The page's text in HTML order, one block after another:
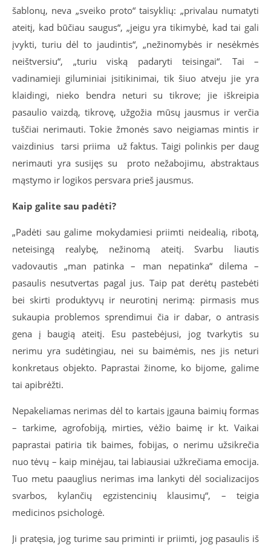
šablonų, neva „sveiko proto“ taisyklių: „privalau numatyti
ateitį, kad būčiau saugus“, „jeigu yra tikimybė, kad tai gali
įvykti, turiu dėl to jaudintis“, „nežinomybės ir nesėkmės
neištversiu“, „turiu viską padaryti teisingai“. Tai –
vadinamieji giluminiai įsitikinimai, tik šiuo atveju jie yra
klaidingi, nieko bendra neturi su tikrove; jie iškreipia
pasaulio vaizdą, tikrovę, užgožia mūsų jausmus ir verčia
tuščiai nerimauti. Tokie žmonės savo neigiamas mintis ir
vaizdinius tarsi priima už faktus. Taigi polinkis per daug
nerimauti yra susijęs su proto nežabojimu, abstraktaus
mąstymo ir logikos persvara prieš jausmus.
Kaip galite sau padėti?
„Padėti sau galime mokydamiesi priimti neidealią, ribotą,
neteisingą realybę, nežinomą ateitį. Svarbu liautis
vadovautis „man patinka – man nepatinka“ dilema –
pasaulis nesutvertas pagal jus. Taip pat derėtų pastebėti
bei skirti produktyvų ir neurotinį nerimą: pirmasis mus
sukaupia problemos sprendimui čia ir dabar, o antrasis
gena į baugią ateitį. Esu pastebėjusi, jog tvarkytis su
nerimu yra sudėtingiau, nei su baimėmis, nes jis neturi
konkretaus objekto. Paprastai žinome, ko bijome, galime
tai apibrėžti.
Nepakeliamas nerimas dėl to kartais įgauna baimių formas
– tarkime, agrofobiją, mirties, vėžio baimę ir kt. Vaikai
paprastai patiria tik baimes, fobijas, o nerimu užsikrečia
nuo tėvų – kaip minėjau, tai labiausiai užkrečiama emocija.
Tuo metu paauglius nerimas ima lankyti dėl socializacijos
svarbos, kylančių egzistencinių klausimų“, – teigia
medicinos psichologė.
Ji pratęsia, jog turime sau priminti ir priimti, jog pasaulis iš